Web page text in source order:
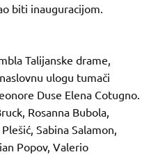
biti inauguracijom.
Talijanske drame,
ulogu tumači
Duse Elena Cotugno.
Rosanna Bubola,
Sabina Salamon,
Popov, Valerio